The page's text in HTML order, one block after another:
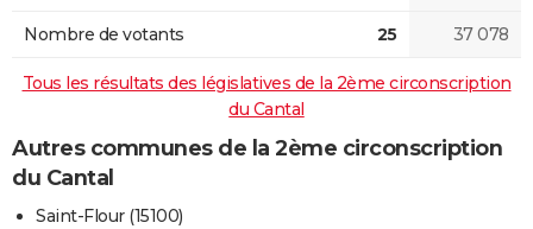
Nombre de votants 25 37 078
Tous les résultats des législatives de la 2ème circonscription
du Cantal
Autres communes de la 2ème circonscription
du Cantal
Saint-Flour (15100)